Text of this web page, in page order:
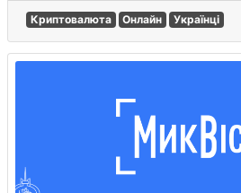
Криптовалюта Онлайн Українці